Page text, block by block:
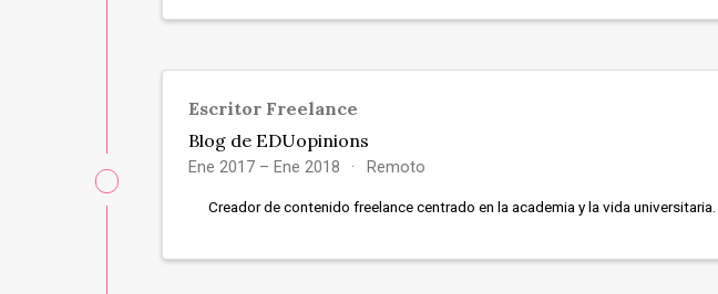
Escritor Freelance
Blog de EDUopinions
Ene 2017 – Ene 2018 Remoto
Creador de contenido freelance centrado en la academia y la vida universitaria.